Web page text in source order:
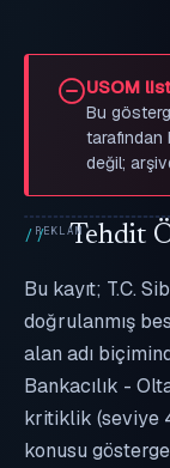
USOM
Bu
tarafından
değil;
Tehdit
Bu kayıt; T.C.
doğrulanmış
alan adı
Bankacılık -
kritiklik (seviye
konusu